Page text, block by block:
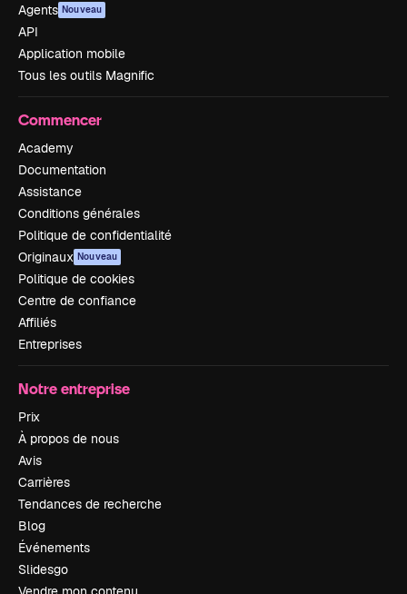
Agents Nouveau
API
Application mobile
Tous les outils Magnific
Commencer
Academy
Documentation
Assistance
Conditions générales
Politique de confidentialité
Originaux Nouveau
Politique de cookies
Centre de confiance
Affiliés
Entreprises
Notre entreprise
Prix
À propos de nous
Avis
Carrières
Tendances de recherche
Blog
Événements
Slidesgo